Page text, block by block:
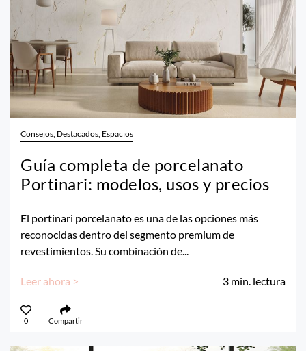
Consejos, Destacados, Espacios
Guía completa de porcelanato
Portinari: modelos, usos y precios
El portinari porcelanato es una de las opciones más
reconocidas dentro del segmento premium de
revestimientos. Su combinación de...
Leer ahora > 3 min. lectura
0 Compartir